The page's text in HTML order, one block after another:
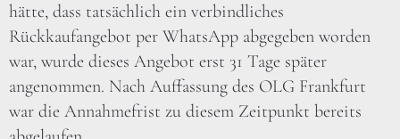
hätte, dass tatsächlich ein verbindliches
Rückkaufangebot per WhatsApp abgegeben worden
war, wurde dieses Angebot erst 31 Tage später
angenommen. Nach Auffassung des OLG Frankfurt
war die Annahmefrist zu diesem Zeitpunkt bereits